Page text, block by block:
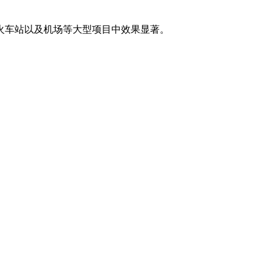
站以及机场等大型项目中效果显著。